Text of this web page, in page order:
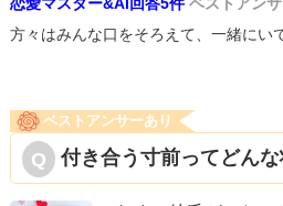
恋愛マスター&AI回答5件 ベストアン
方々はみんな口をそろえて、一緒にい
ベストアンサーあり
付き合う寸前ってどんな